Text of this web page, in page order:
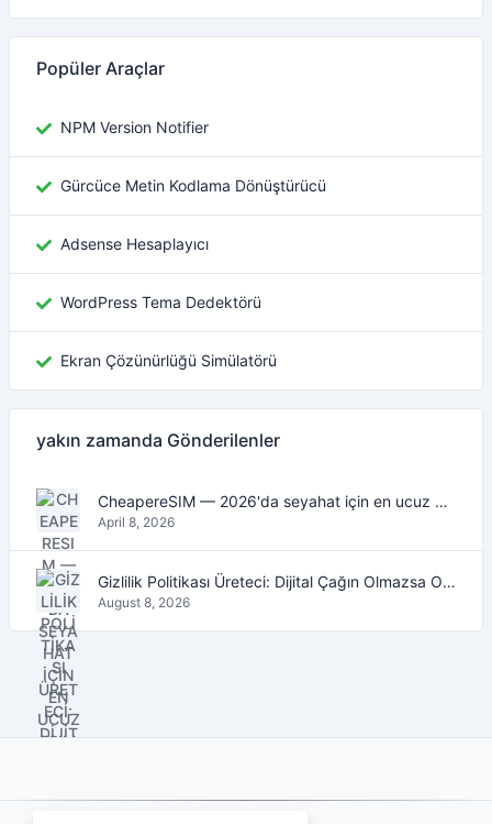
Popüler Araçlar
NPM Version Notifier
Gürcüce Metin Kodlama Dönüştürücü
Adsense Hesaplayıcı
WordPress Tema Dedektörü
Ekran Çözünürlüğü Simülatörü
yakın zamanda Gönderilenler
CheapereSIM — 2026'da seyahat için en ucuz eSIM veri planlarını bulun
April 8, 2026
Gizlilik Politikası Üreteci: Dijital Çağın Olmazsa Olmaz Aracı
August 8, 2026